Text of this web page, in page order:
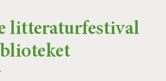
litteraturfestival